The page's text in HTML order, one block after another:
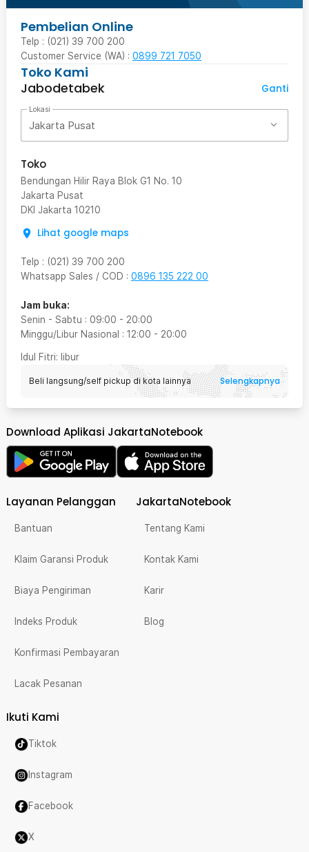
Pembelian Online
Telp : (021) 39 700 200
Customer Service (WA) : 0899 721 7050
Toko Kami
Jabodetabek
Ganti
Lokasi
Jakarta Pusat
Toko
Bendungan Hilir Raya Blok G1 No. 10
Jakarta Pusat
DKI Jakarta 10210
Lihat google maps
Telp : (021) 39 700 200
Whatsapp Sales / COD : 0896 135 222 00
Jam buka:
Senin - Sabtu : 09:00 - 20:00
Minggu/Libur Nasional : 12:00 - 20:00
Idul Fitri: libur
Beli langsung/self pickup di kota lainnya Selengkapnya
Download Aplikasi JakartaNotebook
Layanan Pelanggan
Bantuan
Klaim Garansi Produk
Biaya Pengiriman
Indeks Produk
Konfirmasi Pembayaran
Lacak Pesanan
JakartaNotebook
Tentang Kami
Kontak Kami
Karir
Blog
Ikuti Kami
Tiktok
Instagram
Facebook
X